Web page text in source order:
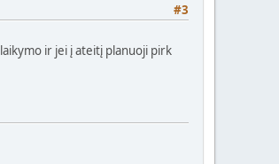
#3
ir jei į ateitį planuoji pirk